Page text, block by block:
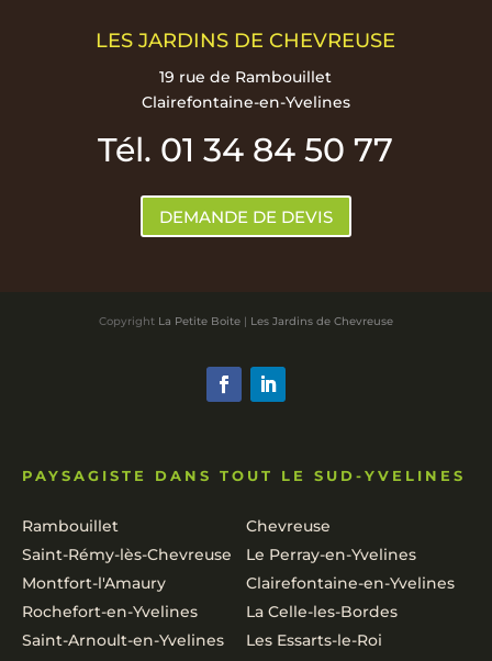
LES JARDINS DE CHEVREUSE
19 rue de Rambouillet
Clairefontaine-en-Yvelines
Tél. 01 34 84 50 77
DEMANDE DE DEVIS
Copyright La Petite Boite | Les Jardins de Chevreuse
PAYSAGISTE DANS TOUT LE SUD-YVELINES
Rambouillet
Chevreuse
Saint-Rémy-lès-Chevreuse
Le Perray-en-Yvelines
Montfort-l'Amaury
Clairefontaine-en-Yvelines
Rochefort-en-Yvelines
La Celle-les-Bordes
Saint-Arnoult-en-Yvelines
Les Essarts-le-Roi